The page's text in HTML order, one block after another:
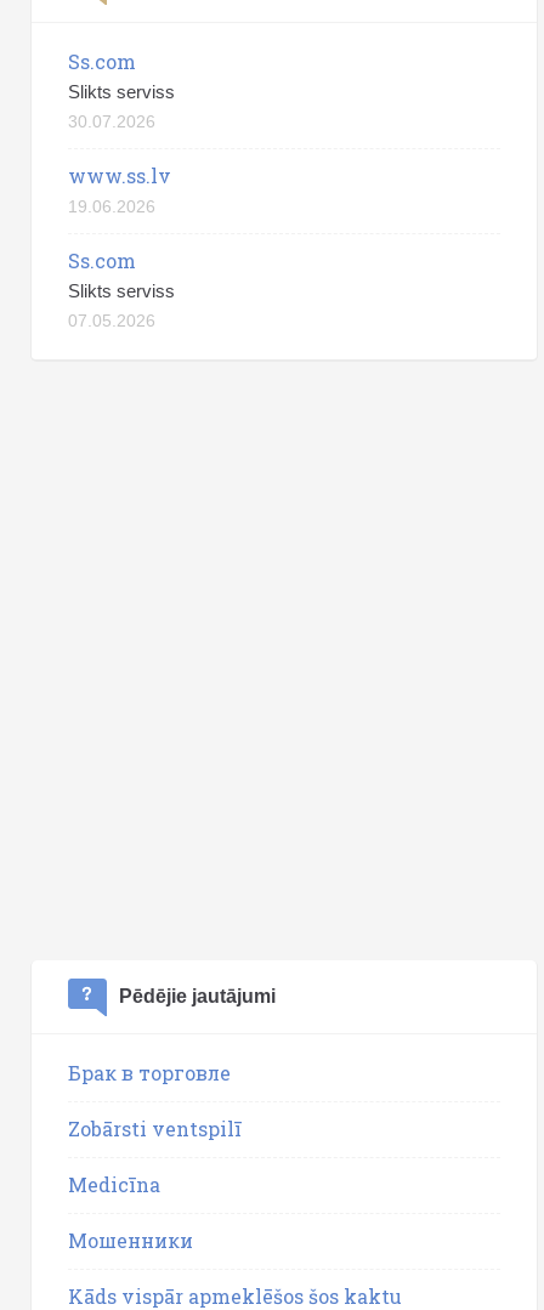
Ss.com
Slikts serviss
30.07.2026
www.ss.lv
19.06.2026
Ss.com
Slikts serviss
07.05.2026
Pēdējie jautājumi
Брак в торговле
Zobārsti ventspilī
Medicīna
Мошенники
Kāds vispār apmeklēšos šos kaktu